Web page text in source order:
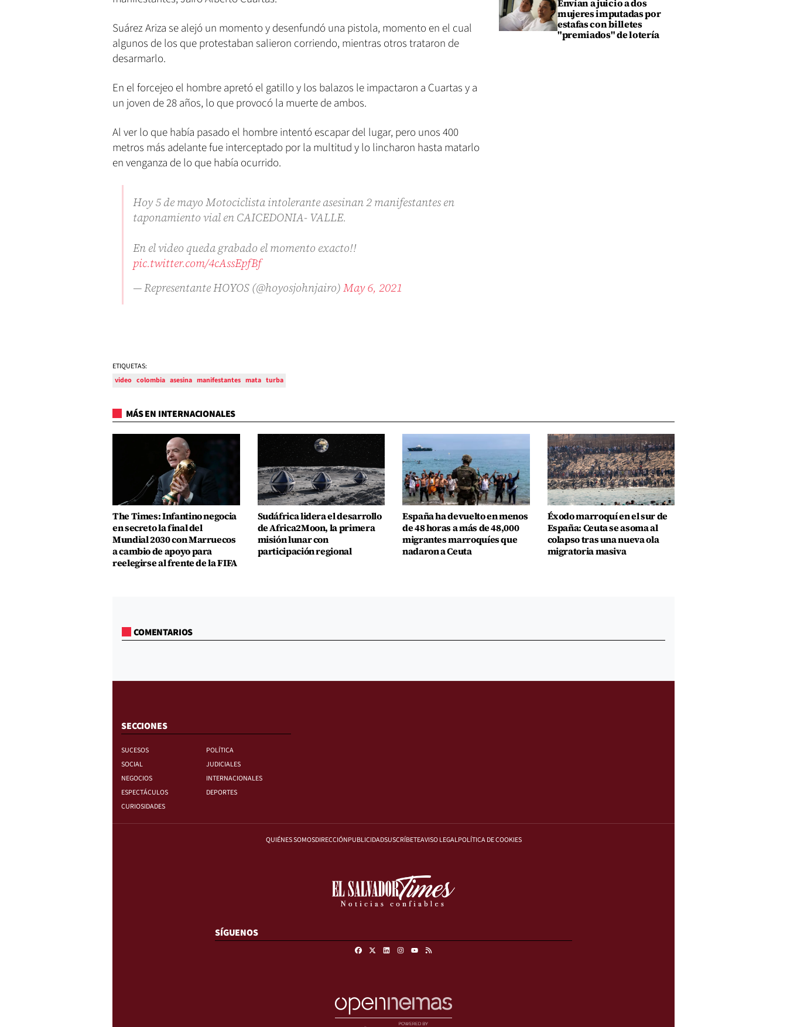
Suárez Ariza se alejó un momento y desenfundó una pistola, momento en el cual
algunos de los que protestaban salieron corriendo, mientras otros trataron de
desarmarlo.
En el forcejeo el hombre apretó el gatillo y los balazos le impactaron a Cuartas y a
un joven de 28 años, lo que provocó la muerte de ambos.
Al ver lo que había pasado el hombre intentó escapar del lugar, pero unos 400
metros más adelante fue interceptado por la multitud y lo lincharon hasta matarlo
en venganza de lo que había ocurrido.
Hoy 5 de mayo Motociclista intolerante asesinan 2 manifestantes en
taponamiento vial en CAICEDONIA- VALLE.
En el video queda grabado el momento exacto!!
pic.twitter.com/4cAssEpfBf
— Representante HOYOS (@hoyosjohnjairo)May 6, 2021
ETIQUETAS:
video colombia asesina manifestantes mata turba
Envían a juicio a dos
mujeres imputadas por
estafas con billetes
"premiados" de lotería
MÁS EN INTERNACIONALES
The Times: Infantino negocia
en secreto la final del
Mundial 2030 con Marruecos
a cambio de apoyo para
reelegirse al frente de la FIFA
Sudáfrica lidera el desarrollo
de Africa2Moon, la primera
misión lunar con
participación regional
España ha devuelto en menos
de 48 horas a más de 48,000
migrantes marroquíes que
nadaron a Ceuta
Éxodo marroquí en el sur de
España: Ceuta se asoma al
colapso tras una nueva ola
migratoria masiva
COMENTARIOS
SECCIONES
SUCESOS
POLÍTICA
SOCIAL
JUDICIALES
NEGOCIOS
INTERNACIONALES
ESPECTÁCULOS
DEPORTES
CURIOSIDADES
QUIÉNES SOMOSDIRECCIÓNPUBLICIDADSUSCRÍBETEAVISO LEGALPOLÍTICA DE COOKIES
SÍGUENOS
FacebookLinkedinInstagram